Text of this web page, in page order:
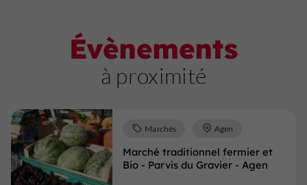
Évènements
à proximité
Marché traditionnel fermier et
Bio - Parvis du Gravier - Agen
Marchés Agen